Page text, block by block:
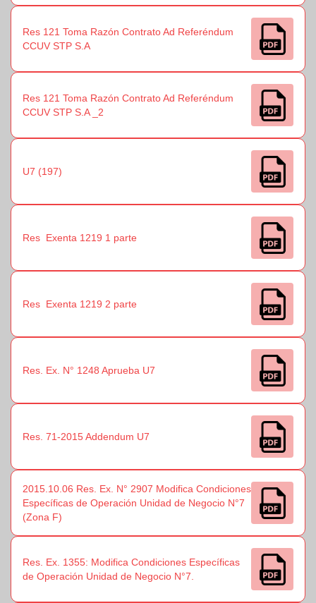
Res 121 Toma Razón Contrato Ad Referéndum
CCUV STP S.A
Res 121 Toma Razón Contrato Ad Referéndum
CCUV STP S.A _2
U7 (197)
Res Exenta 1219 1 parte
Res Exenta 1219 2 parte
Res. Ex. N° 1248 Aprueba U7
Res. 71-2015 Addendum U7
2015.10.06 Res. Ex. N° 2907 Modifica Condiciones
Específicas de Operación Unidad de Negocio N°7
(Zona F)
Res. Ex. 1355: Modifica Condiciones Específicas
de Operación Unidad de Negocio N°7.